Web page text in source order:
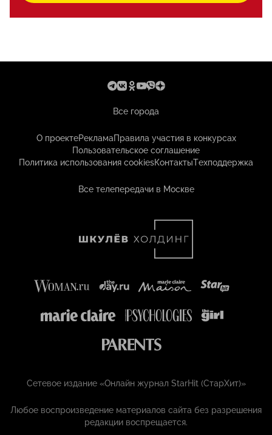
Все города
О проектеРекламаПравила участия в конкурсах
Пользовательское соглашение
Политика использования cookiesКонтактыТехподдержка
Все телепередачи в Москве
Сетевое издание «Онлайн журнал StarHit (СтарХит)»
Любое воспроизведение материалов сайта без разрешения
редакции воспрещается.